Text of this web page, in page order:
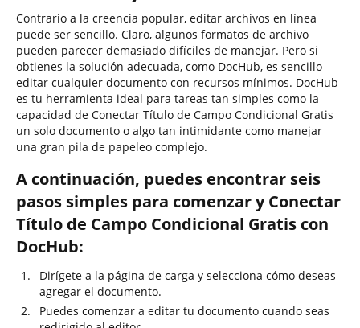
Contrario a la creencia popular, editar archivos en línea
puede ser sencillo. Claro, algunos formatos de archivo
pueden parecer demasiado difíciles de manejar. Pero si
obtienes la solución adecuada, como DocHub, es sencillo
editar cualquier documento con recursos mínimos. DocHub
es tu herramienta ideal para tareas tan simples como la
capacidad de Conectar Título de Campo Condicional Gratis
un solo documento o algo tan intimidante como manejar
una gran pila de papeleo complejo.
A continuación, puedes encontrar seis
pasos simples para comenzar y Conectar
Título de Campo Condicional Gratis con
DocHub:
Dirígete a la página de carga y selecciona cómo deseas
agregar el documento.
Puedes comenzar a editar tu documento cuando seas